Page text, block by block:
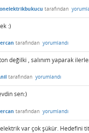
tarafından
:)
tarafından yorumlandı
değilki , salınım yaparak ilerler
tarafından yorumlandı
sen:)
tarafından yorumlandı
var çok şükür. Hedefini